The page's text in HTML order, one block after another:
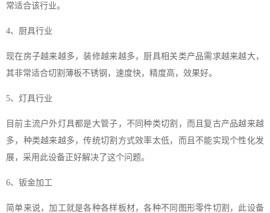
常适合该行业。
4、厨具行业
现在房子越来越多，装修越来越多，厨具相关类产品需求越来越大，
其非常适合切割薄板不锈钢，速度快，精度高，效果好。
5、灯具行业
目前主流户外灯具都是大管子，不同种类切割，而且复古产品越来越
多，种类越来越多，传统切割方式效率太低，而且不能实现个性化发
展，采用此设备正好解决了这个问题。
6、钣金加工
简单来说，加工就是各种各样板材，各种不同图形零件切割，此设备